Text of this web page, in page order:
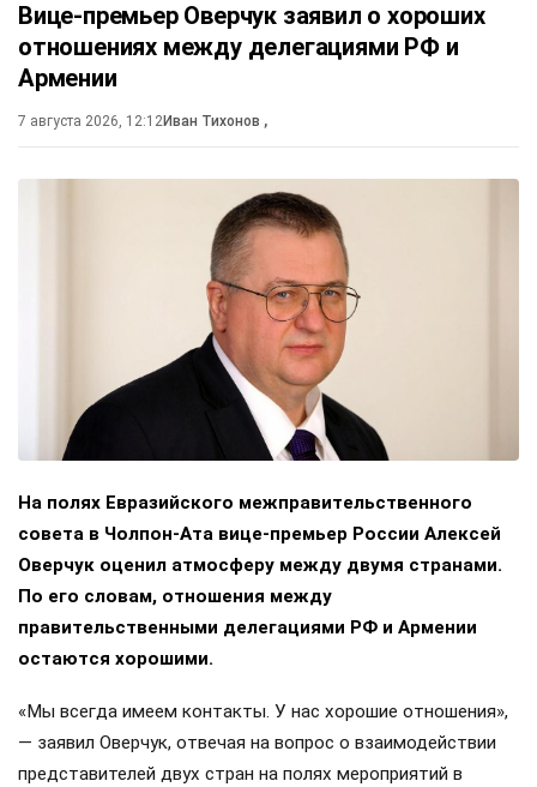
Вице-премьер Оверчук заявил о хороших
отношениях между делегациями РФ и
Армении
7 августа 2026, 12:12Иван Тихонов ,
На полях Евразийского межправительственного
совета в Чолпон-Ата вице-премьер России Алексей
Оверчук оценил атмосферу между двумя странами.
По его словам, отношения между
правительственными делегациями РФ и Армении
остаются хорошими.
«Мы всегда имеем контакты. У нас хорошие отношения»,
— заявил Оверчук, отвечая на вопрос о взаимодействии
представителей двух стран на полях мероприятий в